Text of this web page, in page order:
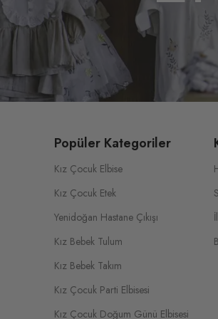
Popüler Kategoriler
Kız Çocuk Elbise
Kız Çocuk Etek
Yenidoğan Hastane Çıkışı
Kız Bebek Tulum
Kız Bebek Takım
Kız Çocuk Parti Elbisesi
Kız Çocuk Doğum Günü Elbisesi